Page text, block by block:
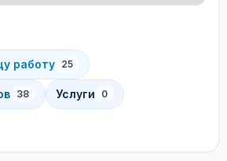
работу 25
38 Услуги 0